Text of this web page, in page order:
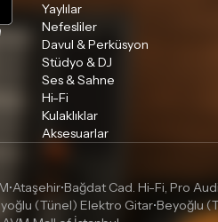
Yaylılar
Nefesliler
Davul & Perküsyon
Stüdyo & DJ
Ses & Sahne
Hi-Fi
Kulaklıklar
Aksesuarlar
•Ataşehir•Bağdat Cad. Hi-Fi, Pro
(Tünel) Elektro Gitar•Beyoğlu